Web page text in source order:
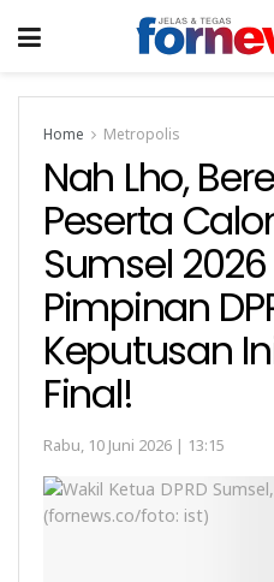
Home Metropolis
Nah Lho,
Peserta
Sumsel
Pimpinan
Keputusan
Final!
Rabu, 10 Juni 2026 | 13:15